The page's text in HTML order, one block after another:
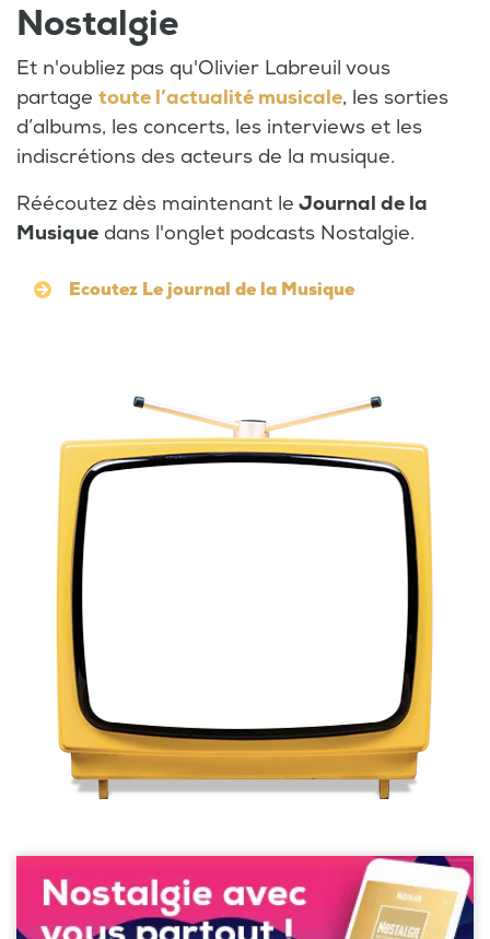
Nostalgie
Et n'oubliez pas qu'Olivier Labreuil vous
partage toute l’actualité musicale, les sorties
d’albums, les concerts, les interviews et les
indiscrétions des acteurs de la musique.
Réécoutez dès maintenant le Journal de la
Musique dans l'onglet podcasts Nostalgie.
Ecoutez Le journal de la Musique